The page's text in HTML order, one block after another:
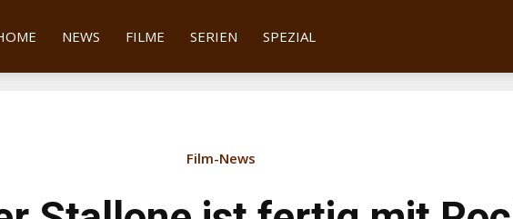
NEWS FILME SERIEN SPEZIAL
Film-News